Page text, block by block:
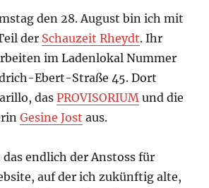
HOHE KONTRASTE
den 28. August bin ich mit
der Schauzeit Rheydt. Ihr
im Ladenlokal Nummer
Ebert-Straße 45. Dort
dasPROVISORIUM und die
Gesine Jost aus.
endlich der Anstoss für
auf der ich zukünftig alte,